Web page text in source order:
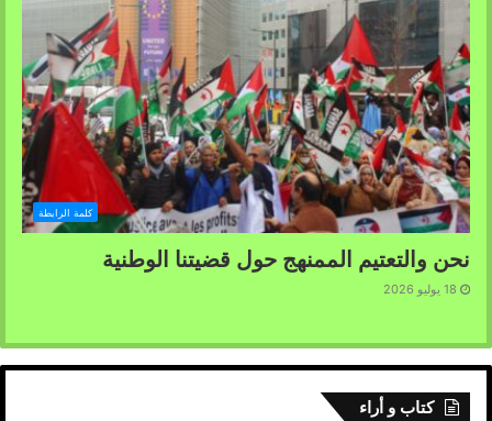
كلمة الرابطة
نحن والتعتيم الممنهج حول قضيتنا الوطنية
18 يوليو 2026
كتاب و أراء